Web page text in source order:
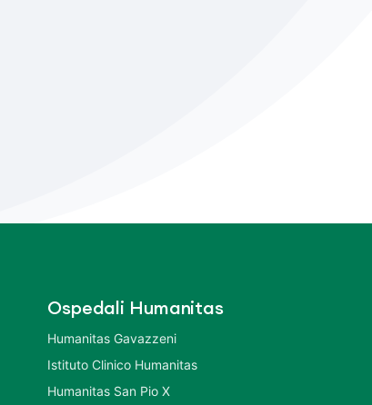
Ospedali Humanitas
Humanitas Gavazzeni
Istituto Clinico Humanitas
Humanitas San Pio X